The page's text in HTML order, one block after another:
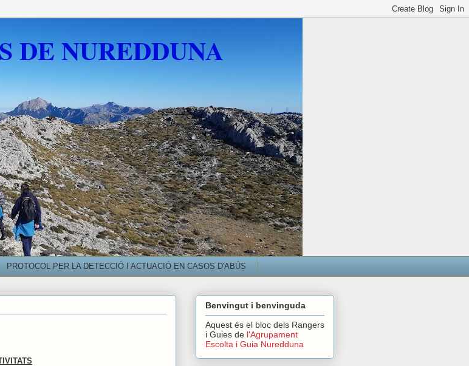
DE NUREDDUNA
PROTOCOL PER LA DETECCIÓ I ACTUACIÓ EN CASOS D'ABÚS
Benvingut i benvinguda
Aquest és el bloc dels Rangers
i Guies de l'Agrupament
Escolta i Guia Nuredduna